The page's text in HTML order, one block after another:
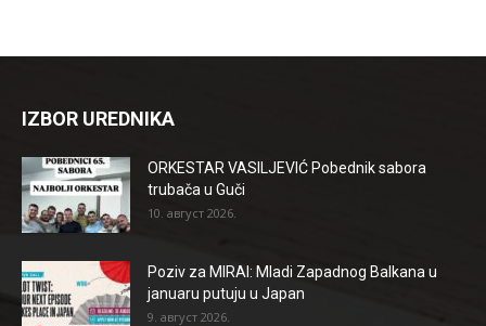
IZBOR UREDNIKA
ORKESTAR VASILJEVIĆ Pobednik sabora
trubača u Guči
10. август 2026.
Poziv za MIRAI: Mladi Zapadnog Balkana u
januaru putuju u Japan
9. август 2026.